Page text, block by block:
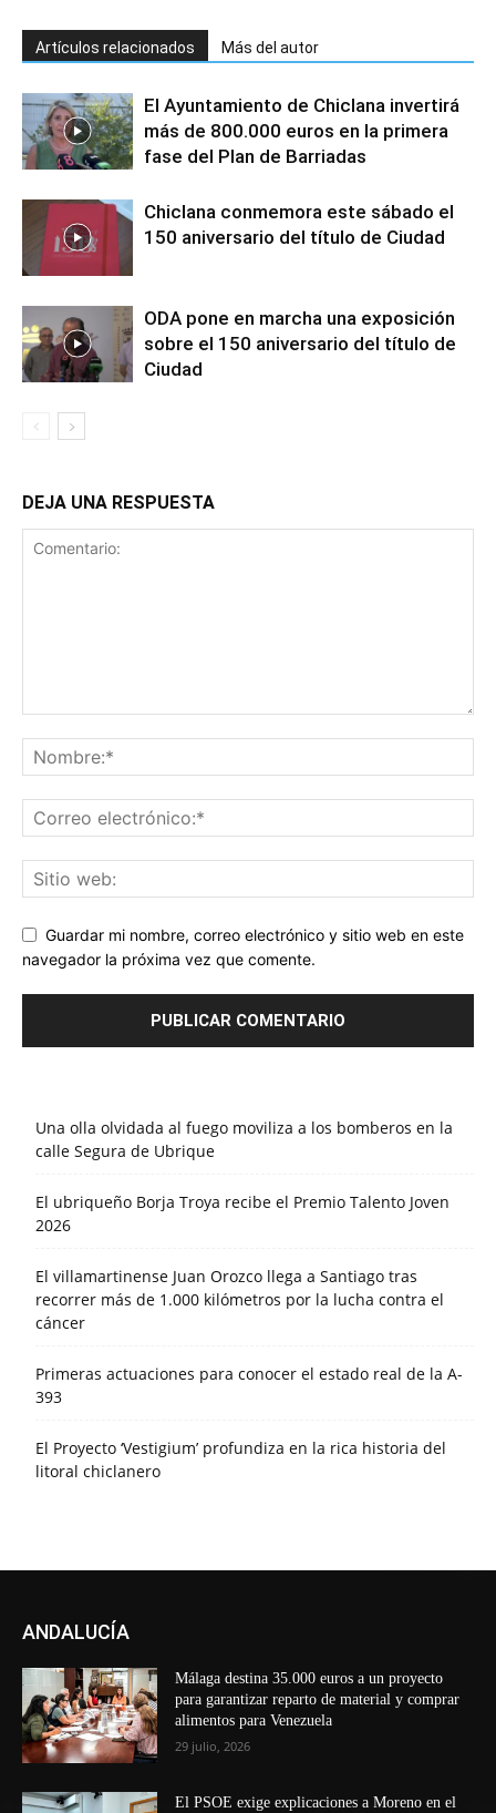
Artículos relacionados Más del autor
El Ayuntamiento de Chiclana invertirá
más de 800.000 euros en la primera
fase del Plan de Barriadas
Chiclana conmemora este sábado el
150 aniversario del título de Ciudad
ODA pone en marcha una exposición
sobre el 150 aniversario del título de
Ciudad
DEJA UNA RESPUESTA
Guardar mi nombre, correo electrónico y sitio web en este
navegador la próxima vez que comente.
Una olla olvidada al fuego moviliza a los bomberos en la
calle Segura de Ubrique
El ubriqueño Borja Troya recibe el Premio Talento Joven
2026
El villamartinense Juan Orozco llega a Santiago tras
recorrer más de 1.000 kilómetros por la lucha contra el
cáncer
Primeras actuaciones para conocer el estado real de la A-
393
El Proyecto ‘Vestigium’ profundiza en la rica historia del
litoral chiclanero
ANDALUCÍA
Málaga destina 35.000 euros a un proyecto
para garantizar reparto de material y comprar
alimentos para Venezuela
29 julio, 2026
El PSOE exige explicaciones a Moreno en el